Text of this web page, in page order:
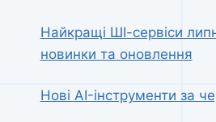
Найкращі ШІ-сервіси
новинки та оновлення
Нові AI-інструменти за